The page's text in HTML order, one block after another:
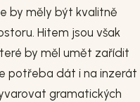
by měly být kvalitně
Hitem jsou však
by měl umět zařídit
potřeba dát i na inzerát
gramatických